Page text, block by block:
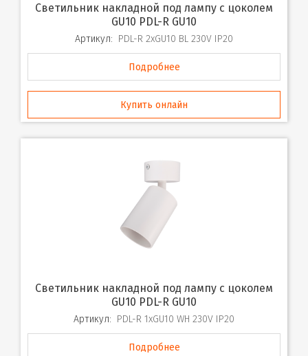
Светильник накладной под лампу с цоколем
GU10 PDL-R GU10
Артикул: PDL-R 2xGU10 BL 230V IP20
Подробнее
Купить онлайн
Светильник накладной под лампу с цоколем
GU10 PDL-R GU10
Артикул: PDL-R 1xGU10 WH 230V IP20
Подробнее